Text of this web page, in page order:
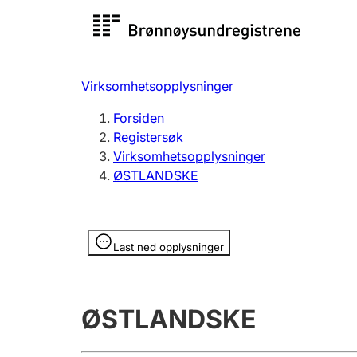
Registersøk
Registrere, endre, slette
Virksomhetsopplysninger
Forsiden
Registersøk
Virksomhetsopplysninger
ØSTLANDSKE
Last ned opplysninger
Opplysninger er skjult
ØSTLANDSKE